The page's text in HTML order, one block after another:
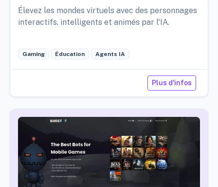
Élevez les mondes virtuels avec des personnages
interactifs, intelligents et animés par l'IA.
Gaming Éducation Agents IA
Plus d'infos